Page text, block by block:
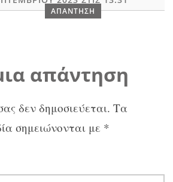
ΑΠΆΝΤΗΣΗ
απάντηση
δεν δημοσιεύεται. Τα
σημειώνονται με *